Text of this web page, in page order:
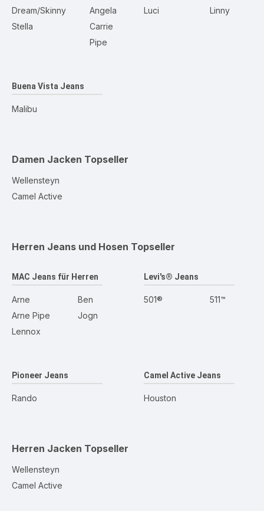
Dream/Skinny
Stella
Angela
Carrie
Pipe
Luci
Linny
Buena Vista Jeans
Malibu
Damen Jacken Topseller
Wellensteyn
Camel Active
Herren Jeans und Hosen Topseller
MAC Jeans für Herren
Arne
Arne Pipe
Lennox
Ben
Jogn
Levi's® Jeans
501® 511™
Pioneer Jeans
Rando
Camel Active Jeans
Houston
Herren Jacken Topseller
Wellensteyn
Camel Active